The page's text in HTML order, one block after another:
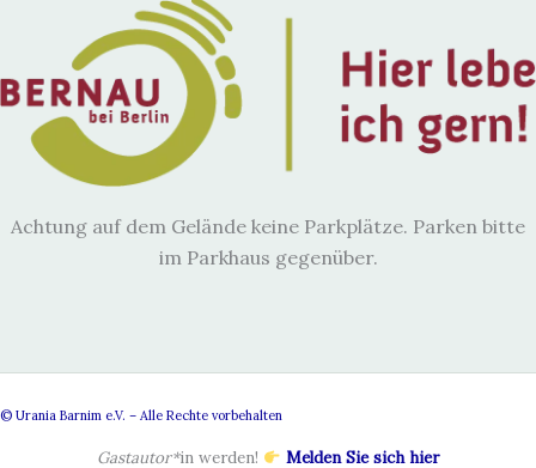
Achtung auf dem Gelände keine Parkplätze. Parken bitte
im Parkhaus gegenüber.
© Urania Barnim e.V. – Alle Rechte vorbehalten
Gastautor*in werden! Melden Sie sich hier